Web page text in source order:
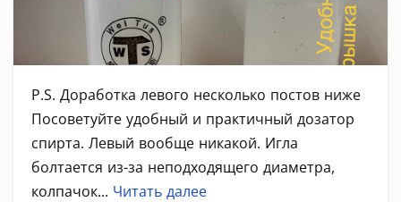
P.S. Доработка левого несколько постов ниже
Посоветуйте удобный и практичный дозатор
спирта. Левый вообще никакой. Игла
болтается из-за неподходящего диаметра,
колпачок... Читать далее